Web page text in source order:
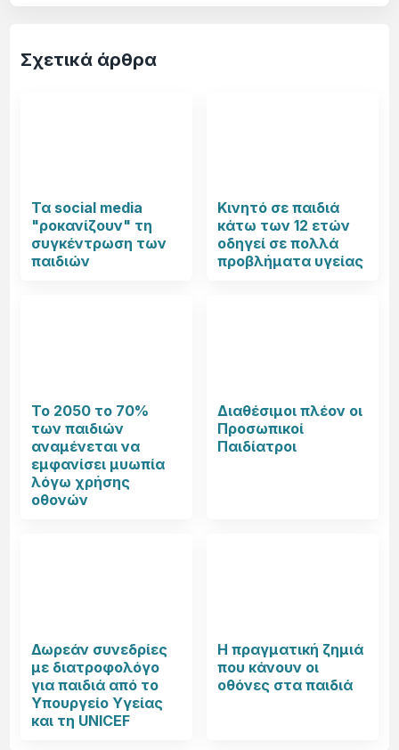
Σχετικά άρθρα
Τα social media
"ροκανίζουν" τη
συγκέντρωση των
παιδιών
Κινητό σε παιδιά
κάτω των 12 ετών
οδηγεί σε πολλά
προβλήματα υγείας
Το 2050 το 70%
των παιδιών
αναμένεται να
εμφανίσει μυωπία
λόγω χρήσης
οθονών
Διαθέσιμοι πλέον οι
Προσωπικοί
Παιδίατροι
Δωρεάν συνεδρίες
με διατροφολόγο
για παιδιά από το
Υπουργείο Υγείας
και τη UNICEF
Η πραγματική ζημιά
που κάνουν οι
οθόνες στα παιδιά